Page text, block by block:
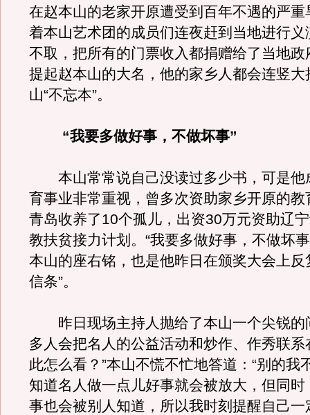
在赵本山的老家开原遭受到百年不遇的严重
着本山艺术团的成员们连夜赶到当地进行义
不取，把所有的门票收入都捐赠给了当地政
提起赵本山的大名，他的家乡人都会连竖大
山“不忘本”。
“我要多做好事，不做坏事”
本山常常说自己没读过多少书，可是他
育事业非常重视，曾多次资助家乡开原的教
青岛收养了10个孤儿，出资30万元资助辽
教扶贫接力计划。“我要多做好事，不做坏
本山的座右铭，也是他昨日在颁奖大会上反
信条”。
昨日现场主持人抛给了本山一个尖锐的
多人会把名人的公益活动和炒作、作秀联系
此怎么看？”本山不慌不忙地答道：“别的我
知道名人做一点儿好事就会被放大，但同时
事也会被别人知道，所以我时刻提醒自己一